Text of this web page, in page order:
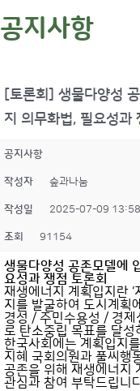
공지사항
[토론회] 생물다양성
지 의무화법, 필요성과
공지사항
작성자 숲과나눔
작성일 2025-07-09 13:58
조회 91154
생물다양성 공존모델에
요성과 쟁점 토론회
재생에너지 계획입지란
지를 발굴하여 도시계획
경성 / 주민수용성 / 경제
로 탄소중립 목표를 달성
한국사회에는 계획입지
지혜 국회의원과 풀씨행
공존을 위해 재생에너지
관심과 참여 부탁드립니